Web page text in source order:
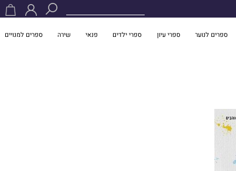
ספרים לנוער ספרי עיון ספרי ילדים פנאי שירה ספרים למנויים